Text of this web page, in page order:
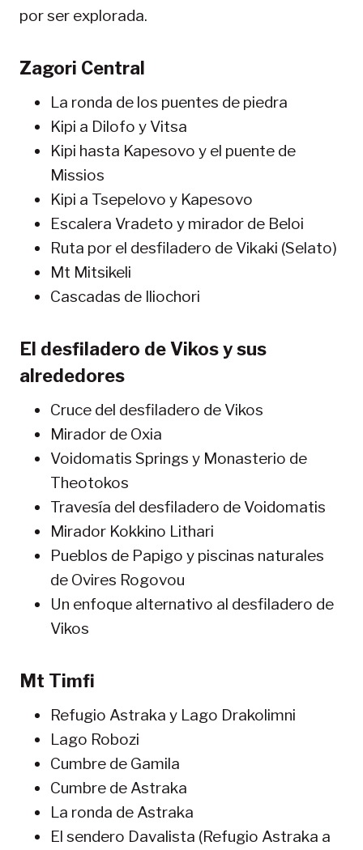
por ser explorada.
Zagori Central
La ronda de los puentes de piedra
Kipi a Dilofo y Vitsa
Kipi hasta Kapesovo y el puente de
Missios
Kipi a Tsepelovo y Kapesovo
Escalera Vradeto y mirador de Beloi
Ruta por el desfiladero de Vikaki (Selato)
Mt Mitsikeli
Cascadas de Iliochori
El desfiladero de Vikos y sus
alrededores
Cruce del desfiladero de Vikos
Mirador de Oxia
Voidomatis Springs y Monasterio de
Theotokos
Travesía del desfiladero de Voidomatis
Mirador Kokkino Lithari
Pueblos de Papigo y piscinas naturales
de Ovires Rogovou
Un enfoque alternativo al desfiladero de
Vikos
Mt Timfi
Refugio Astraka y Lago Drakolimni
Lago Robozi
Cumbre de Gamila
Cumbre de Astraka
La ronda de Astraka
El sendero Davalista (Refugio Astraka a